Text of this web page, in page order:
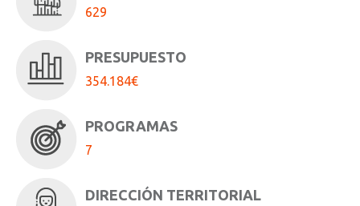
629
PRESUPUESTO
354.184€
PROGRAMAS
7
DIRECCIÓN TERRITORIAL